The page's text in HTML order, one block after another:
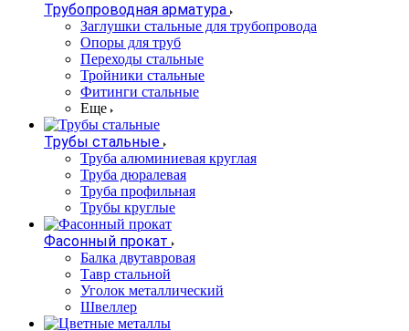
Трубопроводная арматура
Заглушки стальные для трубопровода
Опоры для труб
Переходы стальные
Тройники стальные
Фитинги стальные
Еще
Трубы стальные
Труба алюминиевая круглая
Труба дюралевая
Труба профильная
Трубы круглые
Фасонный прокат
Балка двутавровая
Тавр стальной
Уголок металлический
Швеллер